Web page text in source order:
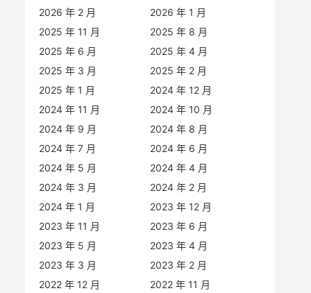
2026 年 2 月
2026 年 1 月
2025 年 11 月
2025 年 8 月
2025 年 6 月
2025 年 4 月
2025 年 3 月
2025 年 2 月
2025 年 1 月
2024 年 12 月
2024 年 11 月
2024 年 10 月
2024 年 9 月
2024 年 8 月
2024 年 7 月
2024 年 6 月
2024 年 5 月
2024 年 4 月
2024 年 3 月
2024 年 2 月
2024 年 1 月
2023 年 12 月
2023 年 11 月
2023 年 6 月
2023 年 5 月
2023 年 4 月
2023 年 3 月
2023 年 2 月
2022 年 12 月
2022 年 11 月